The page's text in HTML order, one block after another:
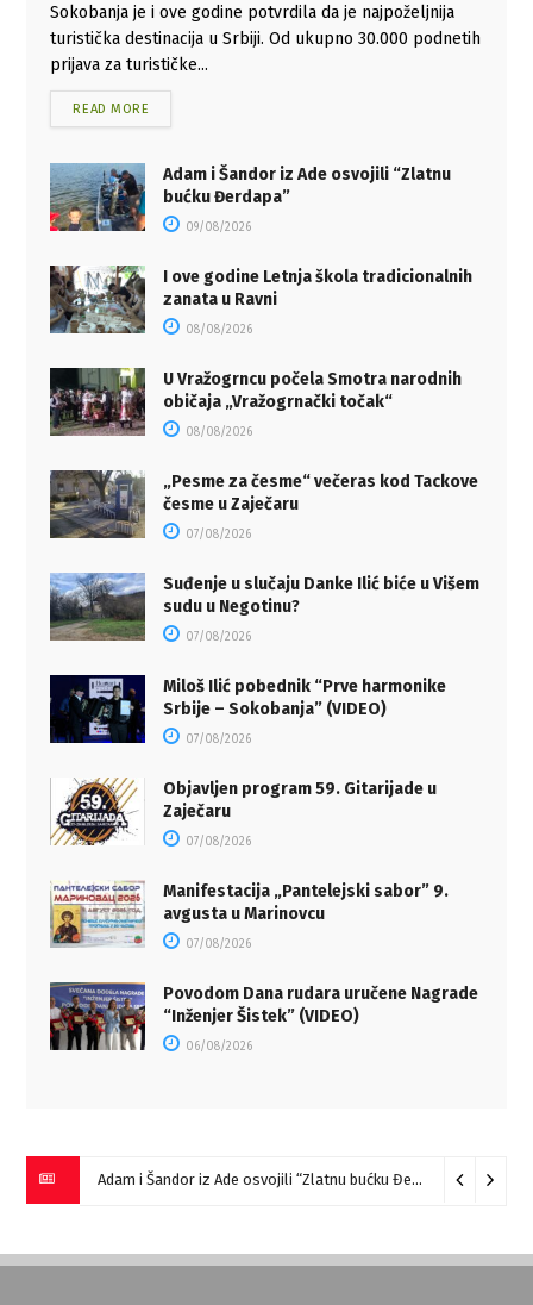
Sokobanja je i ove godine potvrdila da je najpoželjnija
turistička destinacija u Srbiji. Od ukupno 30.000 podnetih
prijava za turističke...
READ MORE
Adam i Šandor iz Ade osvojili “Zlatnu
bućku Đerdapa”
09/08/2026
I ove godine Letnja škola tradicionalnih
zanata u Ravni
08/08/2026
U Vražogrncu počela Smotra narodnih
običaja „Vražogrnački točak“
08/08/2026
„Pesme za česme“ večeras kod Tackove
česme u Zaječaru
07/08/2026
Suđenje u slučaju Danke Ilić biće u Višem
sudu u Negotinu?
07/08/2026
Miloš Ilić pobednik “Prve harmonike
Srbije – Sokobanja” (VIDEO)
07/08/2026
Objavljen program 59. Gitarijade u
Zaječaru
07/08/2026
Manifestacija „Pantelejski sabor” 9.
avgusta u Marinovcu
07/08/2026
Povodom Dana rudara uručene Nagrade
“Inženjer Šistek” (VIDEO)
06/08/2026
Adam i Šandor iz Ade osvojili “Zlatnu bućku Đerdapa” 09/08/